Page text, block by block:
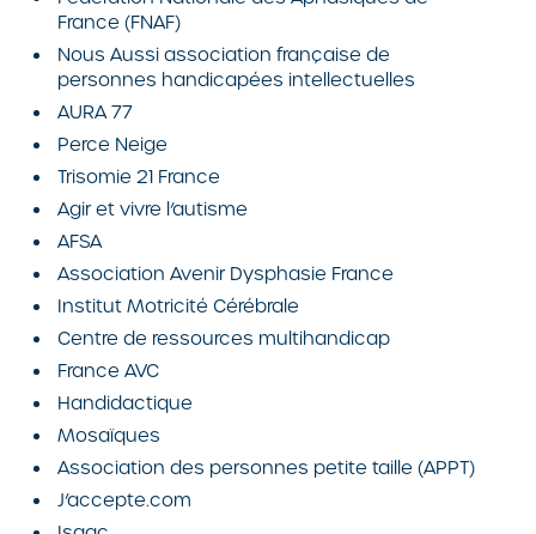
France (FNAF)
Nous Aussi association française de
personnes handicapées intellectuelles
AURA 77
Perce Neige
Trisomie 21 France
Agir et vivre l’autisme
AFSA
Association Avenir Dysphasie France
Institut Motricité Cérébrale
Centre de ressources multihandicap
France AVC
Handidactique
Mosaïques
Association des personnes petite taille (APPT)
J’accepte.com